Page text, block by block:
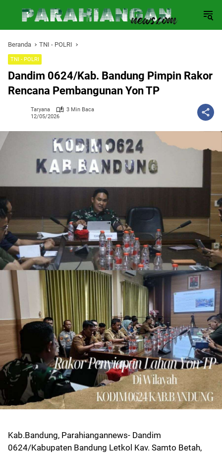
Beranda TNI - POLRI
TNI - POLRI
Dandim 0624/Kab. Bandung Pimpin Rakor
Rencana Pembangunan Yon TP
Taryana
3 Min Baca
12/05/2026
Kab.Bandung, Parahiangannews- Dandim
0624/Kabupaten Bandung Letkol Kav. Samto Betah,